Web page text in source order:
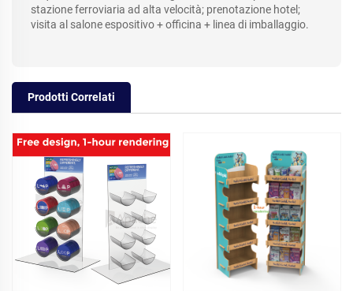
stazione ferroviaria ad alta velocità; prenotazione hotel;
visita al salone espositivo + officina + linea di imballaggio.
Prodotti Correlati